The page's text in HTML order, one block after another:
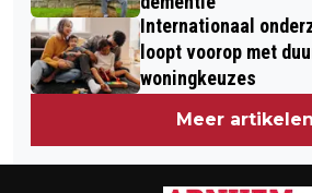
Internationaal
loopt voorop met
woningkeuzes
Meer artikelen